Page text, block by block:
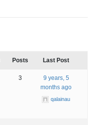
Posts Last Post
3
9 years, 5
months ago
qalainau